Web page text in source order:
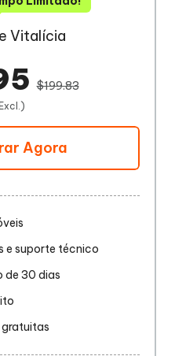
Vitalícia
$199.83
Agora
e suporte técnico
de 30 dias
gratuitas